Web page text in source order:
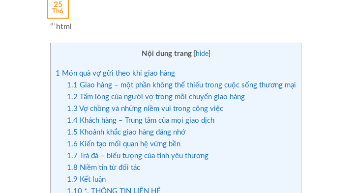
25
Th6
“`html
Nội dung trang hide]
1
Món quà vợ gửi theo khi giao hàng
1.1 Giao hàng – một phần không thể thiếu trong cuộc sống thương mại
1.2 Tấm lòng của người vợ trong mỗi chuyến giao hàng
1.3 Vợ chồng và những niềm vui trong công việc
1.4Khách hàng – Trung tâm của mọi giao dịch
1.5 Khoảnh khắc giao hàng đáng nhớ
1.6 Kiến tạo mối quan hệ vững bền
1.7 Trà đá – biểu tượng của tình yêu thương
1.8 Niềm tin từ đối tác
1.9 Kết luận
1.10*. THÔNG TIN LIÊN HỆ